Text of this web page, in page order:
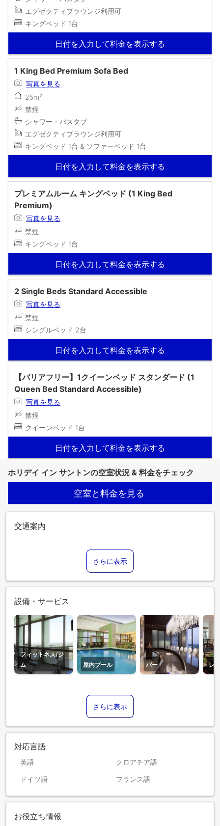
エグゼクティブラウンジ利用可
キングベッド 1台
日付を入力して料金を表示する
1 King Bed Premium Sofa Bed
写真を見る
25m²
禁煙
シャワー・バスタブ
エグゼクティブラウンジ利用可
キングベッド 1台 & ソファーベッド 1台
日付を入力して料金を表示する
プレミアムルーム キングベッド (1 King Bed
Premium)
写真を見る
禁煙
キングベッド 1台
日付を入力して料金を表示する
2 Single Beds Standard Accessible
写真を見る
禁煙
シングルベッド 2台
日付を入力して料金を表示する
【バリアフリー】1クイーンベッド スタンダード (1
Queen Bed Standard Accessible)
写真を見る
禁煙
クイーンベッド 1台
日付を入力して料金を表示する
ホリデイ イン サントンの空室状況 & 料金をチェック
空室と料金を見る
交通案内
さらに表示
設備・サービス
フィットネス/ジ
ム
屋内プール バー レ
さらに表示
対応言語
英語 クロアチア語
ドイツ語 フランス語
お役立ち情報